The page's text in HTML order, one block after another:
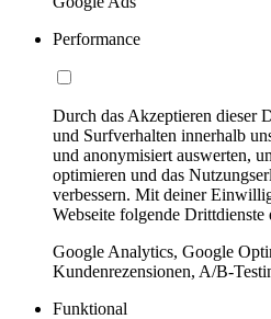
Performance
Durch das Akzeptieren dieser
und Surfverhalten innerhalb
und anonymisiert auswerten,
optimieren und das
verbessern. Mit deiner
Webseite folgende Drittdienste
Google Analytics, Google
Kundenrezensionen, A/B-
Funktional